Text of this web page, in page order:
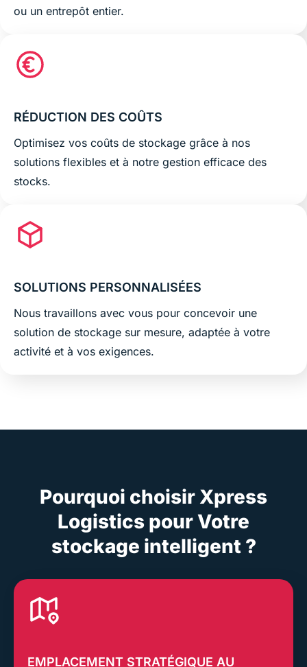
ou un entrepôt entier.
RÉDUCTION DES COÛTS
Optimisez vos coûts de stockage grâce à nos
solutions flexibles et à notre gestion efficace des
stocks.
SOLUTIONS PERSONNALISÉES
Nous travaillons avec vous pour concevoir une
solution de stockage sur mesure, adaptée à votre
activité et à vos exigences.
Pourquoi choisir Xpress
Logistics pour Votre
stockage intelligent ?
EMPLACEMENT STRATÉGIQUE AU